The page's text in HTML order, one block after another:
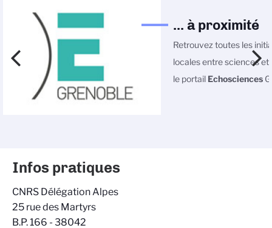
... à proximité
Retrouvez toutes les
locales entre sciences et
le portail Echosciences
Infos pratiques
CNRS Délégation Alpes
25 rue des Martyrs
B.P. 166 - 38042